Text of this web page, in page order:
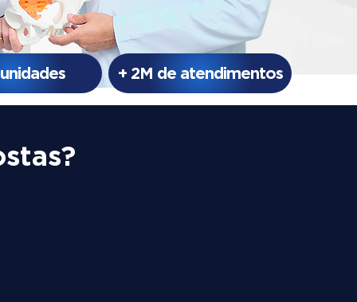
+ 2M de atendimentos